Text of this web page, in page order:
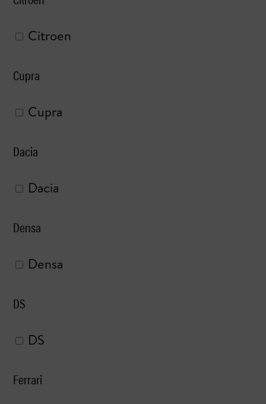
Citroen
Cupra
Cupra
Dacia
Dacia
Densa
Densa
DS
DS
Ferrari